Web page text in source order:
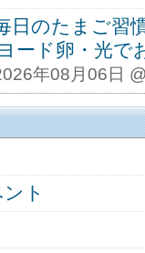
日のたまご習
ード卵・光
年08月06日
ト